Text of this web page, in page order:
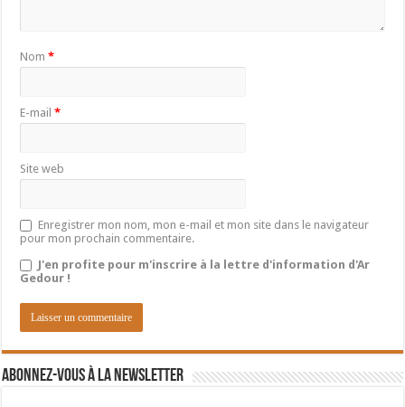
Nom*
E-mail*
Site web
Enregistrer mon nom, mon e-mail et mon site dans le navigateur
pour mon prochain commentaire.
J'en profite pour m'inscrire à la lettre d'information d'Ar
Gedour !
Abonnez-vous à la newsletter